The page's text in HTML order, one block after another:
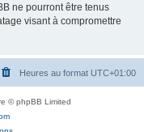
ne pourront être tenus
visant à compromettre
Heures au format UTC+01:00
© phpBB Limited